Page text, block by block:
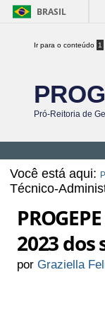
BRASIL
Ir para o conteúdo 1
Pró-Reitoria de
Você está aqui:
Técnico-
2023
porGraziella